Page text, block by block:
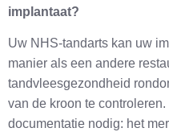
implantaat?
Uw NHS-tandarts kan uw
manier als een andere
tandvleesgezondheid
van de kroon te
documentatie nodig: het